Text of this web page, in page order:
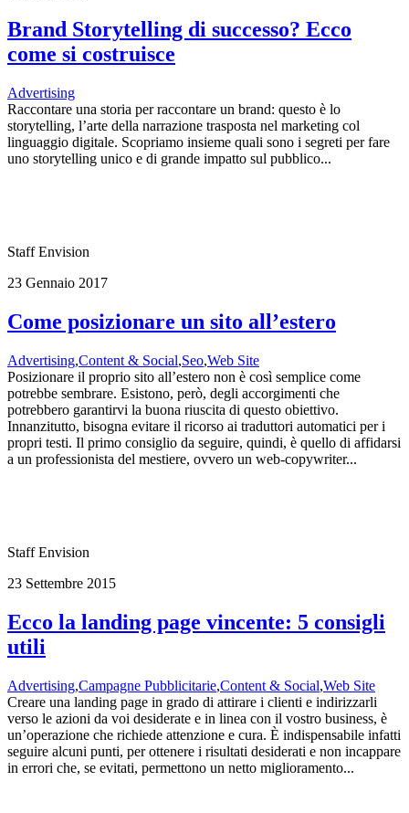
Brand Storytelling di successo? Ecco
come si costruisce
Advertising
Raccontare una storia per raccontare un brand: questo è lo
storytelling, l’arte della narrazione trasposta nel marketing col
linguaggio digitale. Scopriamo insieme quali sono i segreti per fare
uno storytelling unico e di grande impatto sul pubblico...
Staff Envision
23 Gennaio 2017
Come posizionare un sito all’estero
Advertising,Content & Social,Seo,Web Site
Posizionare il proprio sito all’estero non è così semplice come
potrebbe sembrare. Esistono, però, degli accorgimenti che
potrebbero garantirvi la buona riuscita di questo obiettivo.
Innanzitutto, bisogna evitare il ricorso ai traduttori automatici per i
propri testi. Il primo consiglio da seguire, quindi, è quello di affidarsi
a un professionista del mestiere, ovvero un web-copywriter...
Staff Envision
23 Settembre 2015
Ecco la landing page vincente: 5 consigli
utili
Advertising,Campagne Pubblicitarie,Content & Social,Web Site
Creare una landing page in grado di attirare i clienti e indirizzarli
verso le azioni da voi desiderate e in linea con il vostro business, è
un’operazione che richiede attenzione e cura. È indispensabile infatti
seguire alcuni punti, per ottenere i risultati desiderati e non incappare
in errori che, se evitati, permettono un netto miglioramento...